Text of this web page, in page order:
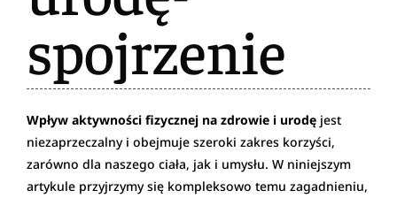
spojrzenie
Wpływ aktywności fizycznej na zdrowie i urodę jest
niezaprzeczalny i obejmuje szeroki zakres korzyści,
zarówno dla naszego ciała, jak i umysłu. W niniejszym
artykule przyjrzymy się kompleksowo temu zagadnieniu,